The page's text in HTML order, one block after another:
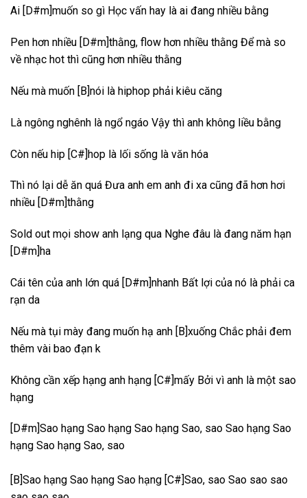
Ai [D#m]muốn so gì Học vấn hay là ai đang nhiều bằng
Pen hơn nhiều [D#m]thằng, flow hơn nhiều thằng Để mà so
về nhạc hot thì cũng hơn nhiều thằng
Nếu mà muốn [B]nói là hiphop phải kiêu căng
Là ngông nghênh là ngổ ngáo Vậy thì anh không liều bằng
Còn nếu hip [C#]hop là lối sống là văn hóa
Thì nó lại dễ ăn quá Đưa anh em anh đi xa cũng đã hơn hơi
nhiều [D#m]thằng
Sold out mọi show anh lạng qua Nghe đâu là đang năm hạn
[D#m]ha
Cái tên của anh lớn quá [D#m]nhanh Bất lợi của nó là phải ca
rạn da
Nếu mà tụi mày đang muốn hạ anh [B]xuống Chắc phải đem
thêm vài bao đạn k
Không cần xếp hạng anh hạng [C#]mấy Bởi vì anh là một sao
hạng
[D#m]Sao hạng Sao hạng Sao hạng Sao, sao Sao hạng Sao
hạng Sao hạng Sao, sao
[B]Sao hạng Sao hạng Sao hạng [C#]Sao, sao Sao sao sao